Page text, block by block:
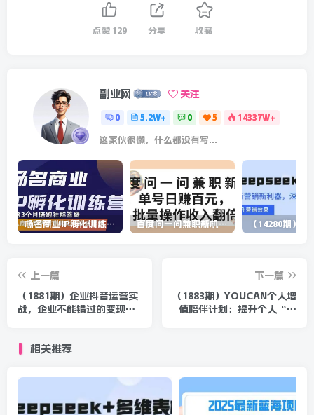
点赞 129 分享 收藏
副业网 关注
0 5.2W+ 0 5 14337W+
这家伙很懒，什么都没有写...
杨名商业IP孵化训练营，从商业到内容到转化一站式学 价值5980元 百度问一问兼职新机遇，单号日赚百元，批量操作收入翻倍
上一篇
（1881期）企业抖音运营实
战，企业不能错过的变现生
下一篇
（1883期）YOUCAN个人增
值陪伴计划：提升个人“稳
相关推荐